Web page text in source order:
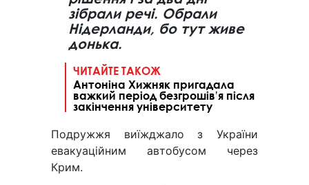
зібрали речі. Обрали
Нідерланди, бо тут живе
донька.
ЧИТАЙТЕ ТАКОЖ
Антоніна Хижняк пригадала
важкий період безгрошівʼя після
закінчення університету
Подружжя виїжджало з України
евакуаційним автобусом через
Крим.